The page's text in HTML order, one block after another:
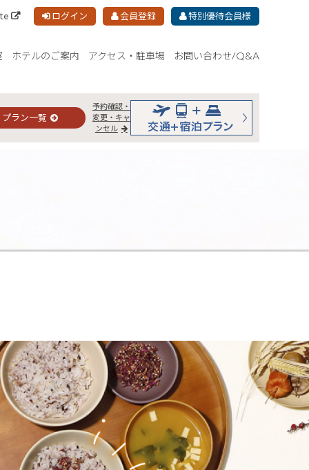
ログイン 会員登録 特別優待会員様
ホテルのご案内 アクセス・駐車場 お問い合わせ/Q&A
プラン一覧
予約確認・
変更・キャ
ンセル